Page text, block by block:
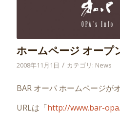
ホームページ オープ
2008年11月1日 / カテゴリ: News
BAR オーパ ホームページが
URLは「http://www.bar-